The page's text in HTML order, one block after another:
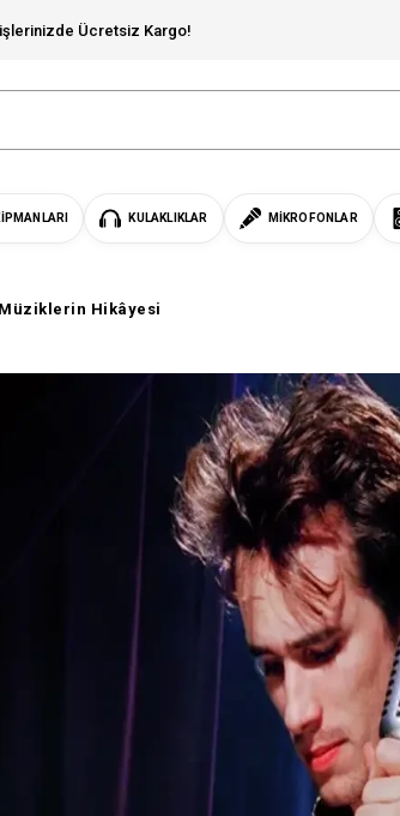
Ücretsiz Kargo!
KULAKLIKLAR MIKROFONLAR
Hikâyesi